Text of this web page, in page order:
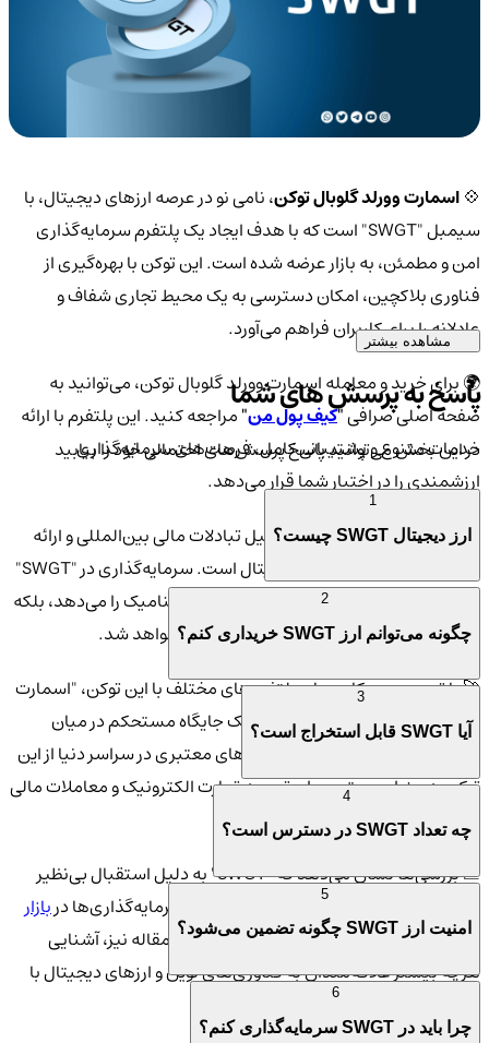
💠اسمارت وورلد گلوبال توکن، نامی نو در عرصه ارزهای دیجیتال، با
سیمبل "SWGT" است که با هدف ایجاد یک پلتفرم سرمایه‌گذاری
امن و مطمئن، به بازار عرضه شده است. این توکن با بهره‌گیری از
فناوری بلاکچین، امکان دسترسی به یک محیط تجاری شفاف و
عادلانه را برای کاربران فراهم می‌آورد.
🌍 برای خرید و معامله اسمارت وورلد گلوبال توکن، می‌توانید به
صفحه اصلی صرافی"کیف پول من"مراجعه کنید. این پلتفرم با ارائه
خدمات متنوع و پشتیبانی کامل، فرصت‌های سرمایه‌گذاری
ارزشمندی را در اختیار شما قرار می‌دهد.
🔗 هدف از ایجاد این توکن، تسهیل تبادلات مالی بین‌المللی و ارائه
راهکارهای نوین در اقتصاد دیجیتال است. سرمایه‌گذاری در "SWGT"
نه تنها امکان دسترسی به یک بازار جهانی و داینامیک را می‌دهد، بلکه
باعث افزایش امنیت و کارایی معاملات شما خواهد شد.
🚀 با توجه به همکاری‌های پلتفرم‌های مختلف با این توکن، "اسمارت
وورلد گلوبال توکن" توانسته است یک جایگاه مستحکم در میان
ارزهای دیجیتال دیگر بیابد. پلتفرم‌های معتبری در سراسر دنیا از این
توکن به عنوان بستری برای توسعه تجارت الکترونیک و معاملات مالی
پشتیبانی می‌کنند.
📈 بررسی‌ها نشان می‌دهد که "SWGT" به دلیل استقبال بی‌نظیر
کاربران و سرمایه‌گذاران، یکی از پربازده‌ترین سرمایه‌گذاری‌ها دربازار
ارز دیجیتالبه شمار می‌رود. دلیل نوشتن این مقاله نیز، آشنایی
هرچه بیشتر علاقه‌مندان به فناوری‌های نوین و ارزهای دیجیتال با
این فرصت استثنایی است.
مشاهده بیشتر
پاسخ به پرسش های شما
در این بخش می‌توانید پاسخ پرسش‌های احتمالی خود را بیابید
ارز دیجیتال SWGT چیست؟
چگونه می‌توانم ارز SWGT خریداری کنم؟
آیا SWGT قابل استخراج است؟
چه تعداد SWGT در دسترس است؟
امنیت ارز SWGT چگونه تضمین می‌شود؟
چرا باید در SWGT سرمایه‌گذاری کنم؟